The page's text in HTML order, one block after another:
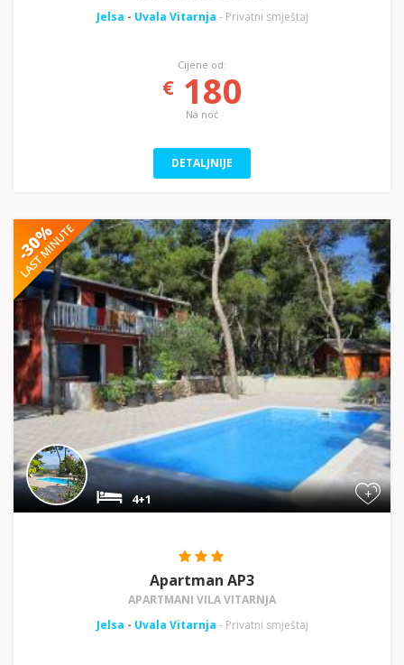
Jelsa - Uvala Vitarnja - Privatni smještaj
Cijene od:
€180
Na noć
DETALJNIJE
+
4+1
Apartman AP3
APARTMANI VILA VITARNJA
Jelsa - Uvala Vitarnja - Privatni smještaj